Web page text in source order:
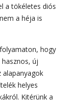
a tökéletes diós
a héja is
hogy
új
alapanyagok
helyes
Kitérünk a